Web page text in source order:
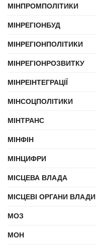
МІНПРОМПОЛІТИКИ
МІНРЕГІОНБУД
МІНРЕГІОНПОЛІТИКИ
МІНРЕГІОНРОЗВИТКУ
МІНРЕІНТЕГРАЦІЇ
МІНСОЦПОЛІТИКИ
МІНТРАНС
МІНФІН
МІНЦИФРИ
МІСЦЕВА ВЛАДА
МІСЦЕВІ ОРГАНИ ВЛАДИ
МОЗ
МОН